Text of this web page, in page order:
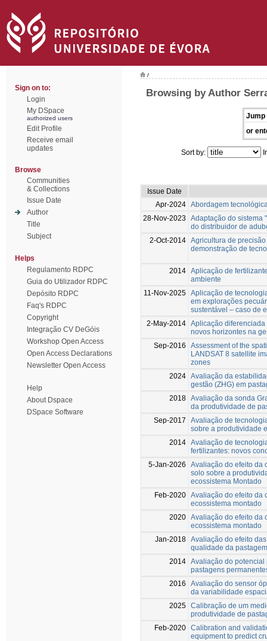
Sign on to:
Login
My DSpace
authorized users
Edit Profile
Receive email
updates
Browse
Communities
& Collections
Issue Date
Author
Title
Subject
Helps
Regulamento RDPC
Guia do Utilizador RDPC
Depósito RDPC
Faq's RDPC
Copyright
Integração CV DeGóis
Workshop Open Access
Open Access Declarations
Newsletter Open Access
Help
About Dspace
DSpace Software
/
Browsing by Author
Jump
or
Sort by:
Issue Date
Apr-2024 Abordagem
28-Nov-2023
Adaptação do sistema
do distribuidor de
2-Oct-2014 Agricultura de
demonstração de
2014 Aplicação de
ambiente
11-Nov-2025 Aplicação de
em explorações
sustentável – caso de
2-May-2014 Aplicação
novos horizontes na
Sep-2016
Assessment of the
LANDSAT 8 satellite
zones
2024 Avaliação da
gestão (ZHG) em
2018 Avaliação da sonda
da produtividade de
Sep-2017
Avaliação de
sobre a produtividade
2014 Avaliação de
fertilizantes: novos
5-Jan-2026
Avaliação do efeito da
solo sobre a
ecossistema Montado
Feb-2020 Avaliação do efeito da
ecossistema montado
2020 Avaliação do efeito da
ecossistema montado
Jan-2018 Avaliação do efeito
qualidade da
2014 Avaliação do
pastagens
2016
Avaliação do sensor
da variabilidade
2025 Calibração de um
produtividade de
Feb-2020 Calibration and
equipment to predict